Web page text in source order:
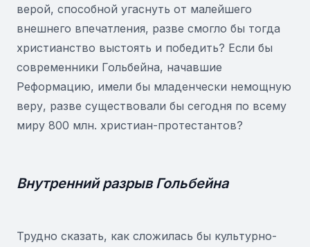
верой, способной угаснуть от малейшего
внешнего впечатления, разве смогло бы тогда
христианство выстоять и победить? Если бы
современники Гольбейна, начавшие
Реформацию, имели бы младенчески немощную
веру, разве существовали бы сегодня по всему
миру 800 млн. христиан-протестантов?
Внутренний разрыв Гольбейна
Трудно сказать, как сложилась бы культурно-